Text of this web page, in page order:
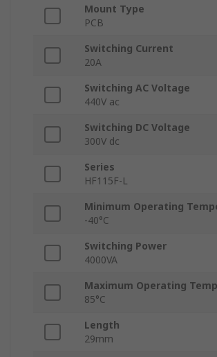
Mount Type
PCB
Switching Current
20A
Switching AC Voltage
440V ac
Switching DC Voltage
300V dc
Series
HF115F-L
Minimum Operating
-40°C
Switching Power
4000VA
Maximum Operating
85°C
Length
29mm